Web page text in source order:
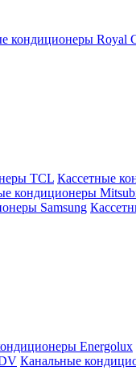
кондиционеры Royal
TCL Кассетные
кондиционеры
Samsung
Energolux
Канальные